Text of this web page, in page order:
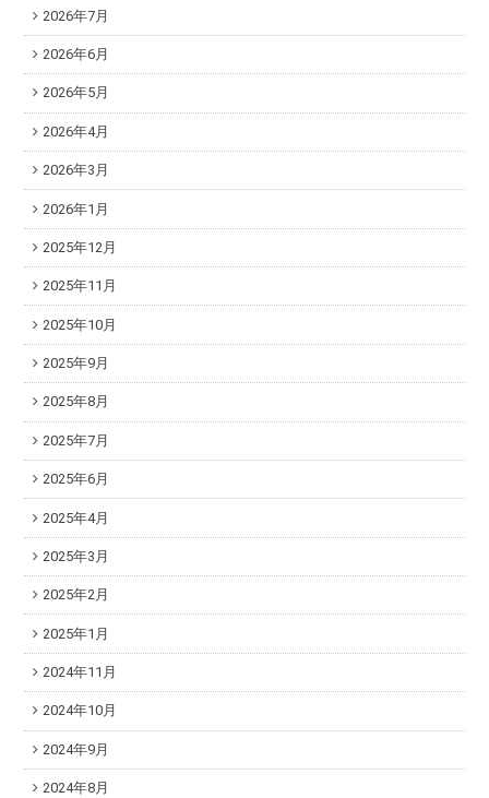
2026年7月
2026年6月
2026年5月
2026年4月
2026年3月
2026年1月
2025年12月
2025年11月
2025年10月
2025年9月
2025年8月
2025年7月
2025年6月
2025年4月
2025年3月
2025年2月
2025年1月
2024年11月
2024年10月
2024年9月
2024年8月